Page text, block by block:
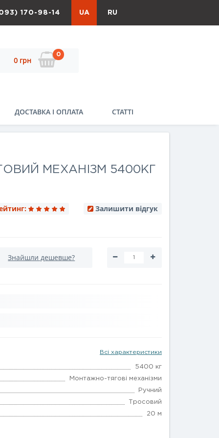
170-98-14 UA RU
0 грн
0
ДОСТАВКА І ОПЛАТА СТАТТІ
МЕХАНІЗМ 5400КГ
Залишити відгук
Знайшли дешевше?
Всі характеристики
5400 кг
Монтажно-тягові механізми
Ручний
Тросовий
20 м